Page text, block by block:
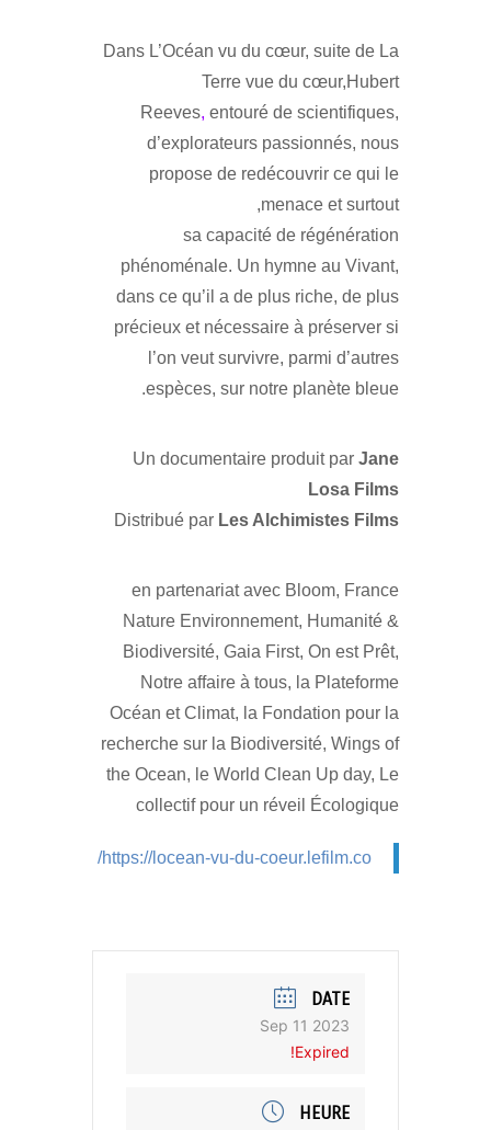
Dans L’Océan vu du cœur, suite de La
Terre vue du cœur,Hubert
Reeves, entouré de scientifiques,
d’explorateurs passionnés, nous
propose de redécouvrir ce qui le
menace et surtout,
sa capacité de régénération
phénoménale. Un hymne au Vivant,
dans ce qu’il a de plus riche, de plus
précieux et nécessaire à préserver si
l’on veut survivre, parmi d’autres
espèces, sur notre planète bleue.
Un documentaire produit par Jane
Losa Films
Distribué par Les Alchimistes Films
en partenariat avec Bloom, France
Nature Environnement, Humanité &
Biodiversité, Gaia First, On est Prêt,
Notre affaire à tous, la Plateforme
Océan et Climat, la Fondation pour la
recherche sur la Biodiversité, Wings of
the Ocean, le World Clean Up day, Le
collectif pour un réveil Écologique
https://locean-vu-du-coeur. lefilm.co/
DATE
Sep 11 2023
Expired!
HEURE